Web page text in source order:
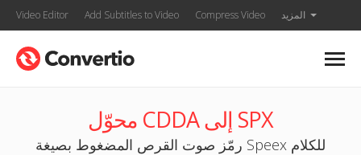
Video Editor Add Subtitles to Video Compress Video المزيد
محوّل CDDA إلى SPX
رمّز صوت القرص المضغوط بصيغة Speex للكلام